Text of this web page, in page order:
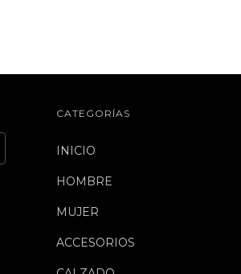
CATEGORÍAS
INICIO
HOMBRE
MUJER
ACCESORIOS